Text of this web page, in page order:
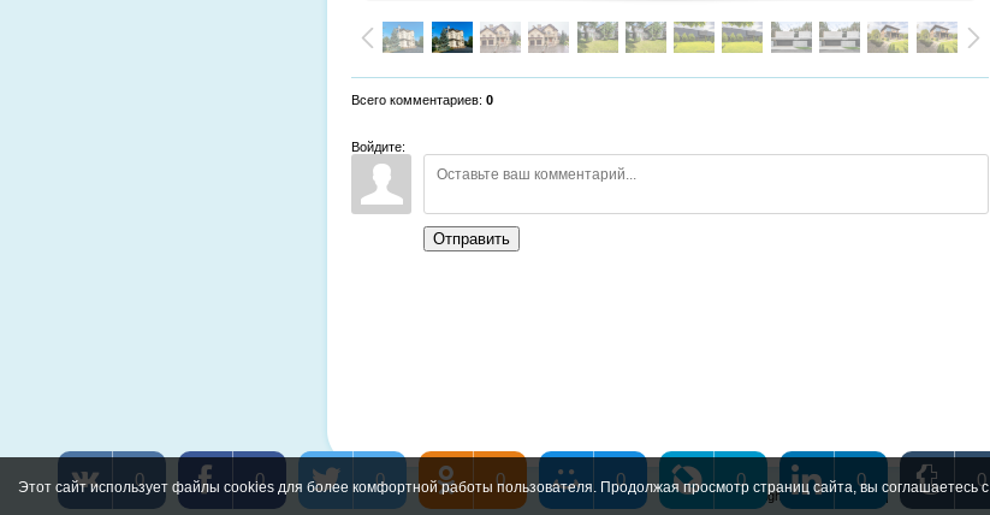
Всего комментариев: 0
Войдите:
Отправить
Copyright MyCorp © 2026 |
0 0 0 0 0 0 0 0
Этот сайт использует файлы cookies для более комфортной работы пользователя. Продолжая просмотр страниц сайта, вы соглашаетесь с